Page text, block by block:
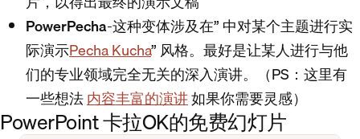
PowerPecha-这种变体涉及在” 中对某个主题进行实
际演示Pecha Kucha” 风格。最好是让某人进行与他
们的专业领域完全无关的深入演讲。（PS：这里有
一些想法内容丰富的演讲如果你需要灵感）
PowerPoint 卡拉OK的免费幻灯片